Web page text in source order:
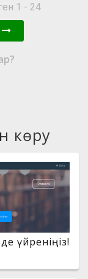
1 - 24
көру
үйреніңіз!